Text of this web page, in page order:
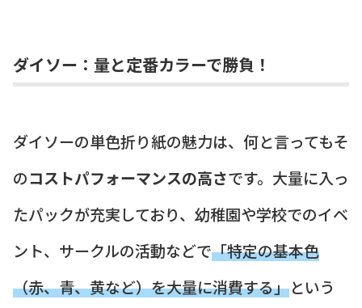
ダイソー：量と定番カラーで勝負！
ダイソーの単色折り紙の魅力は、何と言ってもそ
のコストパフォーマンスの高さです。大量に入っ
たパックが充実しており、幼稚園や学校でのイベ
ント、サークルの活動などで「特定の基本色
（赤、青、黄など）を大量に消費する」という